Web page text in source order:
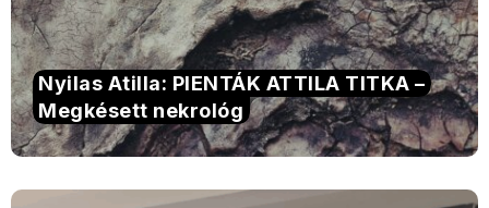
Nyilas Atilla: PIENTÁK ATTILA TITKA –
Megkésett nekrológ